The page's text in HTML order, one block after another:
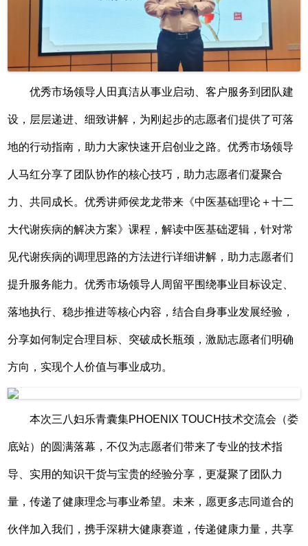
优秀市场领导人田真洁从事业启动、客户服务到团队建
设，层层递进、细致讲解，为刚起步的志愿者们提供了可落
地的行动指南，助力大家快速开启创业之路。优秀市场领导
人马红分享了团队协作的核心技巧，助力志愿者们凝聚合
力、共同成长。优秀讲师侯龙龙带来《中医基础理论＋十二
大代谢疾病的解决方案》课程，解读中医基础逻辑，针对常
见代谢疾病的调理思路的方法进行详细讲解，助力志愿者们
提升服务能力。优秀市场领导人周留平围绕事业目标设定、
落地执行、稳步推进等核心内容，结合自身事业发展经验，
分享如何制定合理目标、突破成长瓶颈，激励志愿者们明确
方向，实现个人价值与事业成功。
本次三八妇乐青囊集PHOENIX TOUCH技术交流会（娄
底站）的圆满落幕，不仅为志愿者们带来了专业的技术指
导、实用的知识干货与宝贵的经验分享，更凝聚了团队力
量，传递了健康理念与事业希望。未来，愿更多志同道合的
伙伴加入我们，携手深耕大健康赛道，传递健康力量，共享